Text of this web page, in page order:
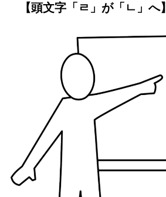
【頭文字「ㄹ」が「ㄴ」へ】